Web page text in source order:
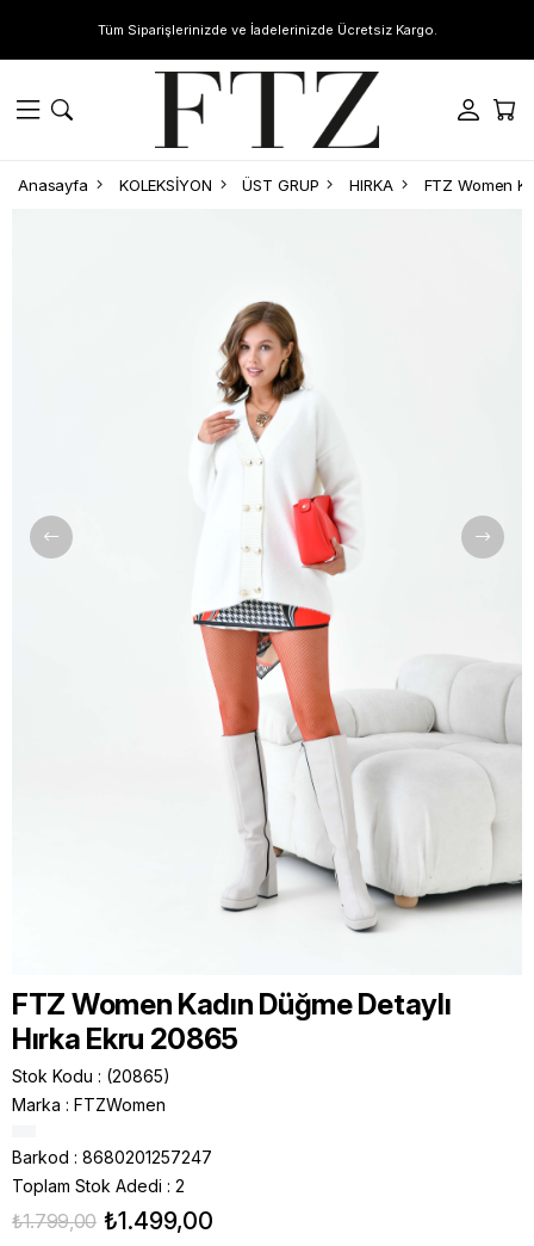
Tüm Siparişlerinizde ve İadelerinizde Ücretsiz Kargo.
Anasayfa KOLEKSİYON ÜST GRUP HIRKA FTZ Women
FTZ Women Kadın Düğme Detaylı
Hırka Ekru 20865
Stok Kodu
(20865)
Marka : FTZWomen
Barkod : 8680201257247
Toplam Stok Adedi : 2
₺1.799,00 ₺1.499,00